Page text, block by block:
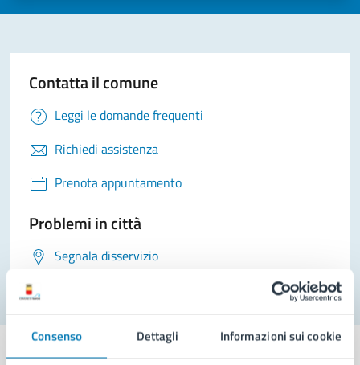
Consenso Dettagli Informazioni sui cookie
Contatta il comune
Leggi le domande frequenti
Richiedi assistenza
Prenota appuntamento
Problemi in città
Segnala disservizio